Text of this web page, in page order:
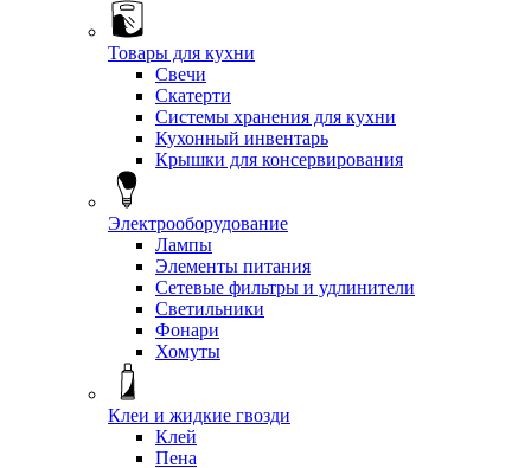
Товары для кухни
Свечи
Скатерти
Системы хранения для кухни
Кухонный инвентарь
Крышки для консервирования
Электрооборудование
Лампы
Элементы питания
Сетевые фильтры и удлинители
Светильники
Фонари
Хомуты
Клеи и жидкие гвозди
Клей
Пена